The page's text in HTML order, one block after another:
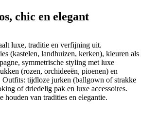
chic en elegant
luxe, traditie en verfijning uit.
(kastelen, landhuizen, kerken), kleuren als
symmetrische styling met luxe
(rozen, orchideeën, pioenen) en
Outfits: tijdloze jurken (ballgown of strakke
of driedelig pak en luxe accessoires.
houden van tradities en elegantie.